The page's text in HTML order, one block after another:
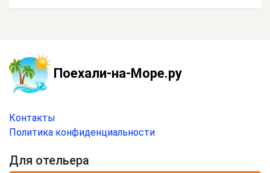
Поехали-на-Море.ру
Контакты
Политика конфиденциальности
Для отельера